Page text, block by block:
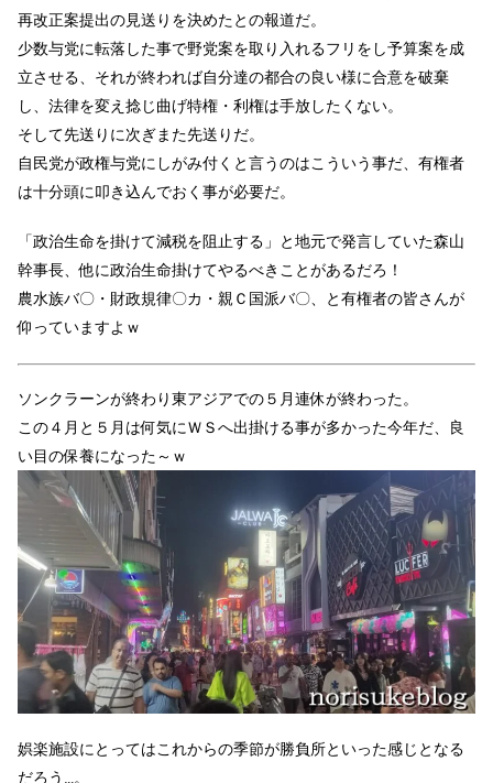
再改正案提出の見送りを決めたとの報道だ。
少数与党に転落した事で野党案を取り入れるフリをし予算案を成
立させる、それが終われば自分達の都合の良い様に合意を破棄
し、法律を変え捻じ曲げ特権・利権は手放したくない。
そして先送りに次ぎまた先送りだ。
自民党が政権与党にしがみ付くと言うのはこういう事だ、有権者
は十分頭に叩き込んでおく事が必要だ。
「政治生命を掛けて減税を阻止する」と地元で発言していた森山
幹事長、他に政治生命掛けてやるべきことがあるだろ！
農水族バ〇・財政規律〇カ・親Ｃ国派バ〇、と有権者の皆さんが
仰っていますよｗ
ソンクラーンが終わり東アジアでの５月連休が終わった。
この４月と５月は何気にＷＳへ出掛ける事が多かった今年だ、良
い目の保養になった～ｗ
娯楽施設にとってはこれからの季節が勝負所といった感じとなる
だろう…。